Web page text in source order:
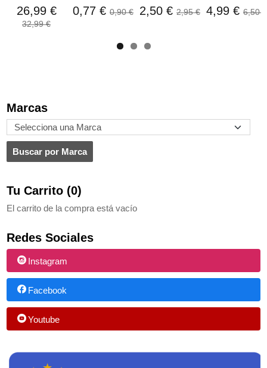
Marcas
Tu Carrito (0)
El carrito de la compra está vacío
Redes Sociales
Instagram
Facebook
Youtube
26,99 €
32,99 €
0,77 € 0,90 €
2,50 € 2,95 €
4,99 € 6,50 €